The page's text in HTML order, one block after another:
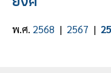
พ.ศ. 2568 | 2567 |